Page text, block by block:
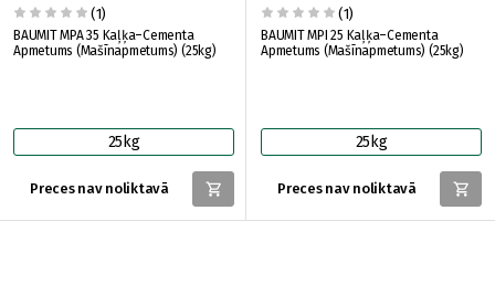
(1)
BAUMIT MPA 35 Kaļķa–Cementa
Apmetums (Mašīnapmetums) (25kg)
25kg
Preces nav noliktavā
(1)
BAUMIT MPI 25 Kaļķa–Cementa
Apmetums (Mašīnapmetums) (25kg)
25kg
Preces nav noliktavā